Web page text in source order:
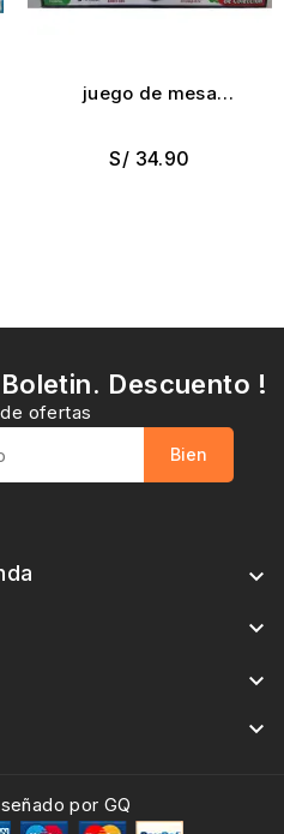
juego de mesa
S/ 34.90
Descuento !
ofertas




por GQ